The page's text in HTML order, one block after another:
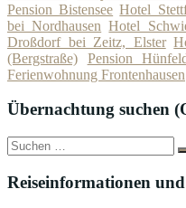
Pension Bistensee Hotel
bei Nordhausen Hotel
Droßdorf bei Zeitz, Elster
(Bergstraße)
Pension
Ferienwohnung Frontenhausen
Übernachtung suchen
Suche
nach:
Reiseinformationen